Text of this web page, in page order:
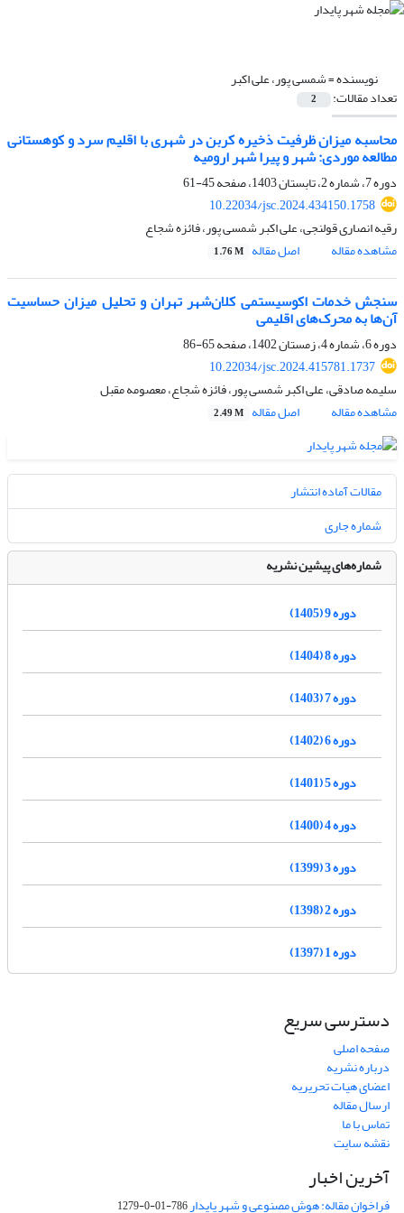
نویسنده =شمسی پور، علی اکبر
تعداد مقالات: 2
محاسبه میزان ظرفیت ذخیره کربن در شهری با اقلیم سرد و کوهستانی
مطالعه موردی: شهر و پیرا شهر ارومیه
دوره 7، شماره 2، تابستان 1403، صفحه
45-61
10.22034/jsc.2024.434150.1758
رقیه انصاری قولنجی، علی اکبر شمسی پور، فائزه شجاع
مشاهده مقاله
اصل مقاله 1.76 M
سنجش خدمات اکوسیستمی کلان‌شهر تهران و تحلیل میزان حساسیت
آن‌ها به محرک‌های اقلیمی
دوره 6، شماره 4، زمستان 1402، صفحه
65-86
10.22034/jsc.2024.415781.1737
سلیمه صادقی، علی اکبر شمسی پور، فائزه شجاع، معصومه مقبل
مشاهده مقاله
اصل مقاله 2.49 M
مقالات آماده انتشار
شماره جاری
شماره‌های پیشین نشریه
دوره 9 (1405)
دوره 8 (1404)
دوره 7 (1403)
دوره 6 (1402)
دوره 5 (1401)
دوره 4 (1400)
دوره 3 (1399)
دوره 2 (1398)
دوره 1 (1397)
دسترسی سریع
صفحه اصلی
درباره نشریه
اعضای هیات تحریریه
ارسال مقاله
تماس با ما
نقشه سایت
آخرین اخبار
فراخوان مقاله: هوش مصنوعی و شهر پایدار786-01-0-1279